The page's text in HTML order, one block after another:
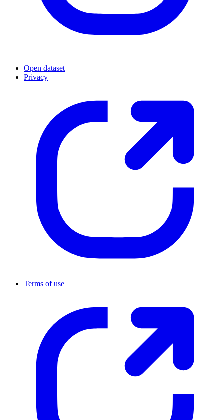
Open dataset
Privacy
Terms of use